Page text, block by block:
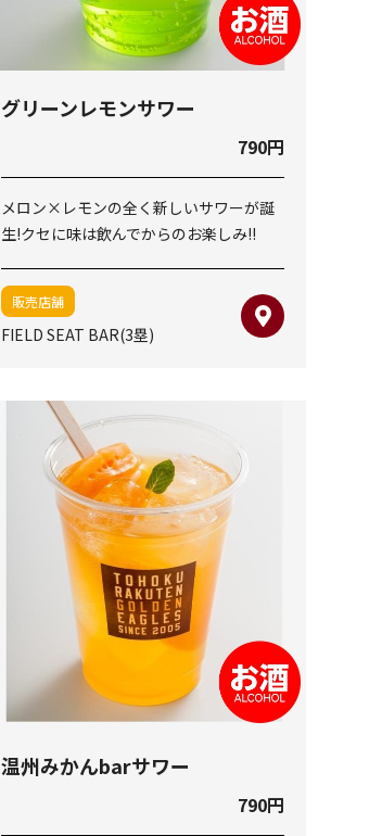
グリーンレモンサワー
790円
メロン×レモンの全く新しいサワーが誕
生!クセに味は飲んでからのお楽しみ!!
販売店舗
FIELD SEAT BAR(3塁)
温州みかんbarサワー
790円